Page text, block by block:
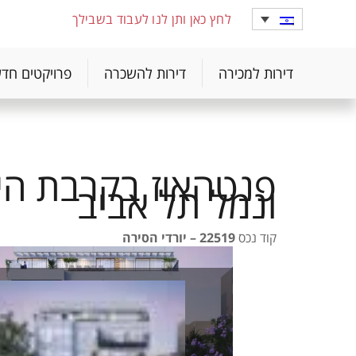
לחץ כאן ותן לנו לעבוד בשבילך
דירות למכירה דירות להשכרה פרויקטים
פנטהאוז בקרבת
ונמל תל אביב
קוד נכס22519 – יורדי הסירה